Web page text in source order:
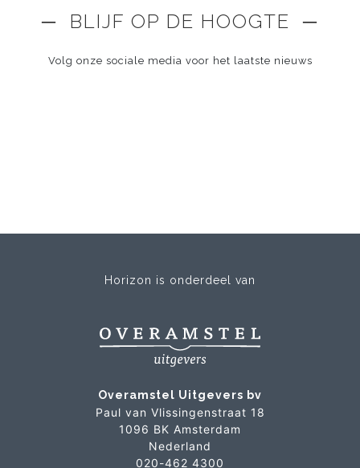
─ BLIJF OP DE HOOGTE ─
Volg onze sociale media voor het laatste nieuws
Horizon is onderdeel van
Overamstel Uitgevers bv
Paul van Vlissingenstraat 18
1096 BK Amsterdam
Nederland
020-462 4300